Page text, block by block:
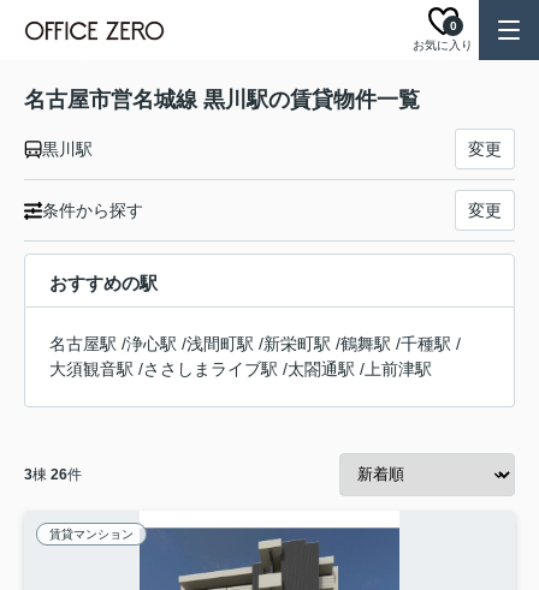
お気に入り
0
名古屋市営名城線 黒川駅の賃貸物件一覧
黒川駅 変更
条件から探す 変更
おすすめの駅
名古屋駅 /浄心駅 /浅間町駅 /新栄町駅 /鶴舞駅 /千種駅 /
大須観音駅 /ささしまライブ駅 /太閤通駅 / 上前津駅
3棟 26件
賃貸マンション